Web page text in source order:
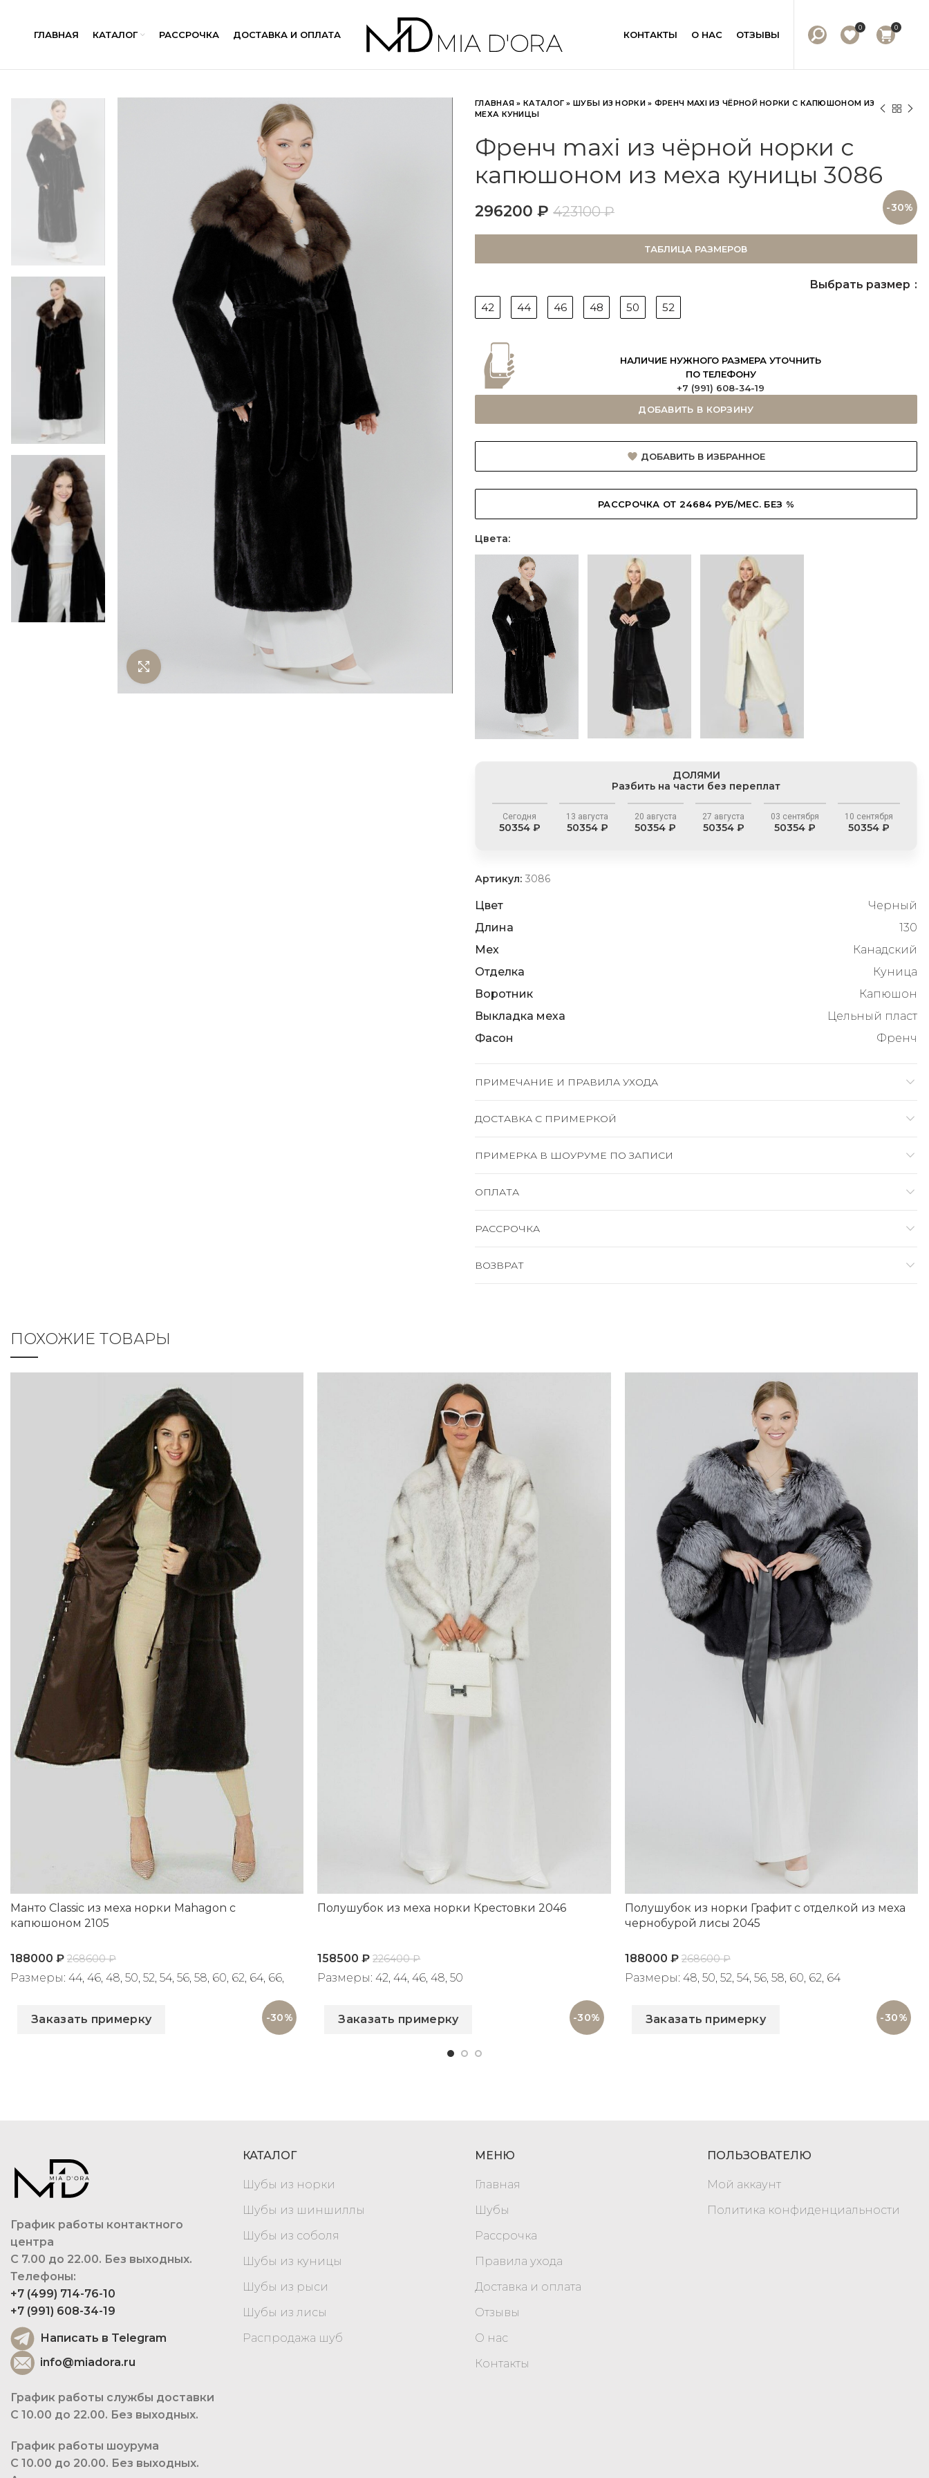
ГЛАВНАЯ КАТАЛОГ РАССРОЧКА ДОСТАВКА И ОПЛАТА КОНТАКТЫ О НАС ОТЗЫВЫ
0 0
Нажмите чтобы увеличить
ГЛАВНАЯ »КАТАЛОГ »ШУБЫ ИЗ НОРКИ» ФРЕНЧ MAXI ИЗ ЧЁРНОЙ НОРКИ С КАПЮШОНОМ ИЗ
МЕХА КУНИЦЫ
Френч maxi из чёрной норки с
капюшоном из меха куницы 3086
296200 ₽ 423100₽ -30%
ТАБЛИЦА РАЗМЕРОВ
Выбрать размер
42
44 46 48 50 52
НАЛИЧИЕ НУЖНОГО РАЗМЕРА УТОЧНИТЬ
ПО ТЕЛЕФОНУ
+7 (991) 608-34-19
ДОБАВИТЬ В КОРЗИНУ
ДОБАВИТЬ В ИЗБРАННОЕ
РАССРОЧКА ОТ 24684 РУБ/МЕС. БЕЗ %
Цвета:
ДОЛЯМИ
Разбить на части без переплат
Сегодня
50354 ₽
13 августа
50354 ₽
20 августа
50354 ₽
27 августа
50354 ₽
03 сентября
50354 ₽
10 сентября
50354 ₽
Артикул: 3086
Цвет
Черный
Длина
130
Мех
Канадский
Отделка
Куница
Воротник
Капюшон
Выкладка меха
Цельный пласт
Фасон
Френч
ПРИМЕЧАНИЕ И ПРАВИЛА УХОДА
ДОСТАВКА C ПРИМЕРКОЙ
ПРИМЕРКА В ШОУРУМЕ ПО ЗАПИСИ
ОПЛАТА
РАССРОЧКА
ВОЗВРАТ
ПОХОЖИЕ ТОВАРЫ
-30%
Манто Classic из меха норки Mahagon с
капюшоном 2105
188000 ₽ 268600₽
Размеры: 44, 46, 48, 50, 52, 54, 56, 58, 60, 62, 64, 66,
Заказать примерку
-30%
Полушубок из меха норки Крестовки 2046
158500₽ 226400₽
Размеры: 42, 44, 46, 48, 50
Заказать примерку
-30%
Полушубок из норки Графит с отделкой из меха
чернобурой лисы 2045
188000 ₽ 268600₽
Размеры: 48, 50, 52, 54, 56, 58, 60, 62, 64
Заказать примерку
График работы контактного
центра
С 7.00 до 22.00. Без выходных.
Телефоны:
+7 (499) 714-76-10
+7 (991) 608-34-19
Написать в Telegram
info@miadora.ru
График работы службы доставки
С 10.00 до 22.00. Без выходных.
График работы шоурума
С 10.00 до 20.00. Без выходных.
КАТАЛОГ
Шубы из норки
Шубы из шиншиллы
Шубы из соболя
Шубы из куницы
Шубы из рыси
Шубы из лисы
Распродажа шуб
МЕНЮ
Главная
Шубы
Рассрочка
Правила ухода
Доставка и оплата
Отзывы
О нас
Контакты
ПОЛЬЗОВАТЕЛЮ
Мой аккаунт
Политика конфиденциальности